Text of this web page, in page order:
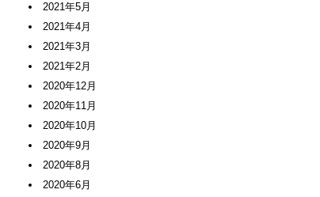
2021年5月
2021年4月
2021年3月
2021年2月
2020年12月
2020年11月
2020年10月
2020年9月
2020年8月
2020年6月